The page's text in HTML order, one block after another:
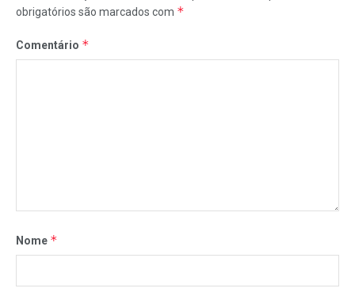
obrigatórios são marcados com *
Comentário *
Nome *